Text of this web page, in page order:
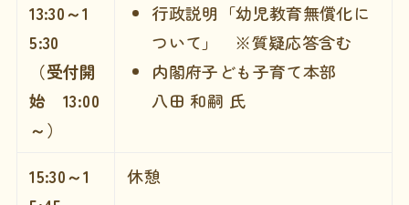
13:30～1
5:30
（受付開
始 13:00
～）
行政説明「幼児教育無償化に
ついて」 ※質疑応答含む
内閣府子ども子育て本部
八田 和嗣 氏
15:30～1
休憩